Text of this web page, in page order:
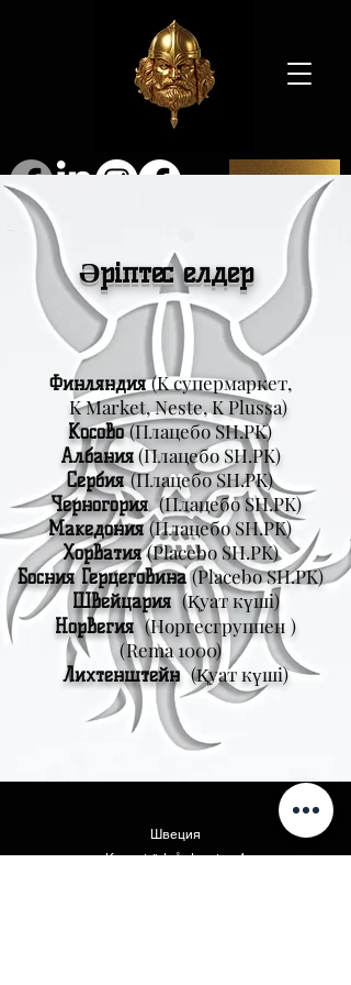
SHOP
Әріптес елдер
Финляндия (K супермаркет,
K Market, Neste, K Plussa)
Косово (Плацебо SH.PK)
Албания (Плацебо SH.PK)
Сербия (Плацебо SH.PK)
Черногория (Плацебо SH.PK)
Македония (Плацебо SH.PK)
Хорватия (Placebo SH.PK)
Босния Герцеговина (Placebo SH.PK)
Швейцария (Қуат күші)
Норвегия (Норгесгруппен )
(Rema 1000)
Лихтенштейн (Қуат күші)
Швеция
Kungsträdgårdsgatan 4